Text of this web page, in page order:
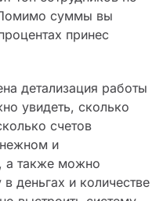
суммы вы
принес
детализация работы
увидеть, сколько
счетов
и
а также можно
деньгах и количестве